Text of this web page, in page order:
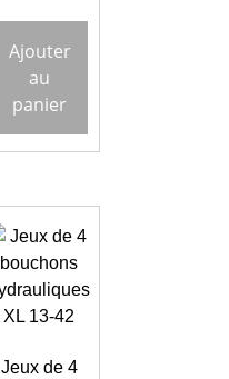
Ajouter
au
panier
Jeux de 4